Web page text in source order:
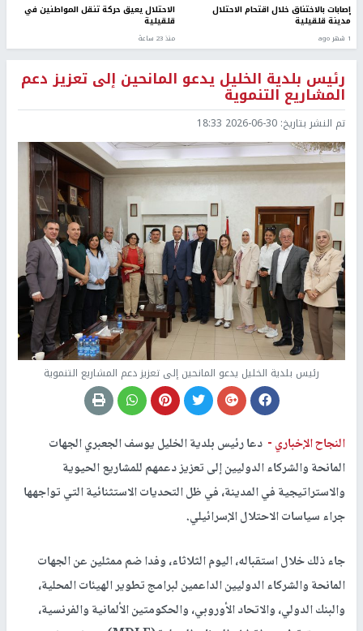
إصابات بالاختناق خلال اقتحام الاحتلال
مدينة قلقيلية
1 شهر ago
الاحتلال يعيق حركة تنقل المواطنين في
قلقيلية
منذ 23 ساعة
رئيس بلدية الخليل يدعو المانحين إلى تعزيز دعم
المشاريع التنموية
تم النشر بتاريخ: 2026-06-30 18:33
رئيس بلدية الخليل يدعو المانحين إلى تعزيز دعم المشاريع التنموية
النجاح الإخباري - دعا رئيس بلدية الخليل يوسف الجعبري الجهات
المانحة والشركاء الدوليين إلى تعزيز دعمهم للمشاريع الحيوية
والاستراتيجية في المدينة، في ظل التحديات الاستثنائية التي تواجهها
جراء سياسات الاحتلال الإسرائيلي.
جاء ذلك خلال استقباله، اليوم الثلاثاء، وفدا ضم ممثلين عن الجهات
المانحة والشركاء الدوليين الداعمين لبرامج تطوير الهيئات المحلية،
والبنك الدولي، والاتحاد الأوروبي، والحكومتين الألمانية والفرنسية،